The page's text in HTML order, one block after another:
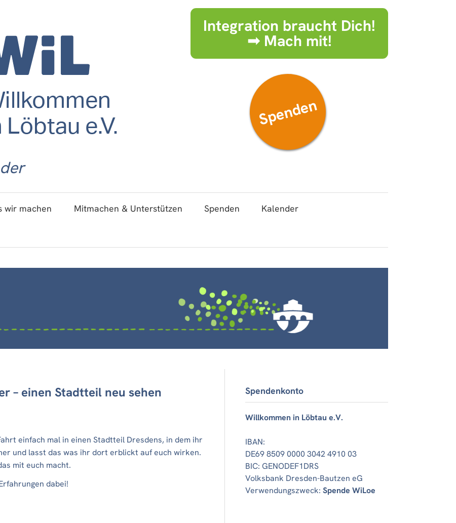
Integration braucht Dich!
➟ Mach mit!
Spenden
wir machen Mitmachen & Unterstützen Spenden
Kalender
– einen Stadtteil neu sehen
einfach mal in einen Stadtteil Dresdens, in dem ihr
und lasst das was ihr dort erblickt auf euch wirken.
mit euch macht.
dabei!
Spendenkonto
Willkommen in Löbtau e.V.
IBAN:
DE69 8509 0000 3042 4910 03
BIC: GENODEF1DRS
Volksbank Dresden-Bautzen eG
Verwendungszweck:Spende WiLoe